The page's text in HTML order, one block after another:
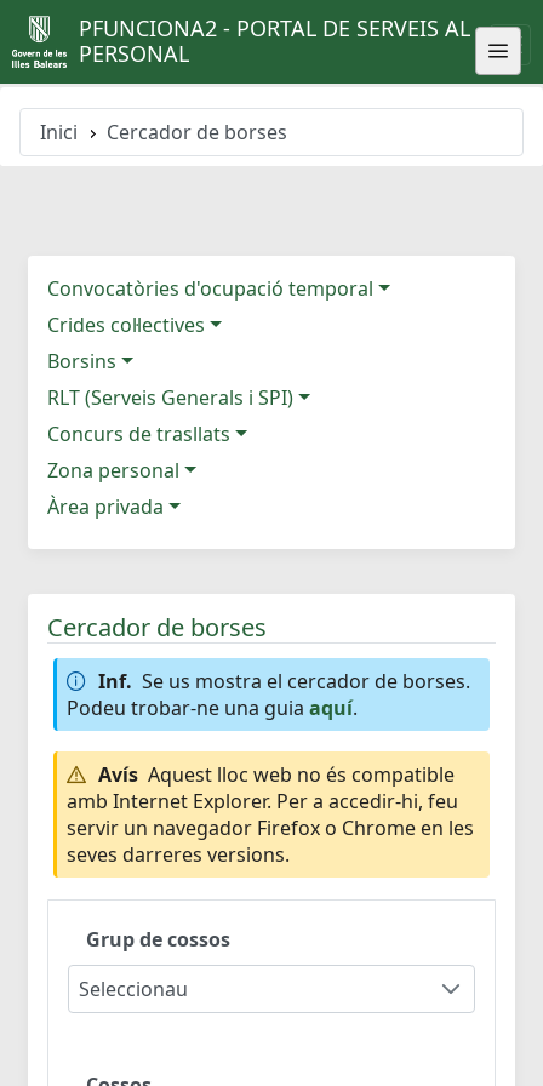
PFUNCIONA2 - PORTAL DE SERVEIS AL
PERSONAL
Inici Cercador de borses
Convocatòries d'ocupació temporal
Crides col·lectives
Borsins
RLT (Serveis Generals i SPI)
Concurs de trasllats
Zona personal
Àrea privada
Cercador de borses
Inf. Se us mostra el cercador de borses.
Podeu trobar-ne una guia aquí.
Avís Aquest lloc web no és compatible
amb Internet Explorer. Per a accedir-hi, feu
servir un navegador Firefox o Chrome en les
seves darreres versions.
Grup de cossos
Seleccionau